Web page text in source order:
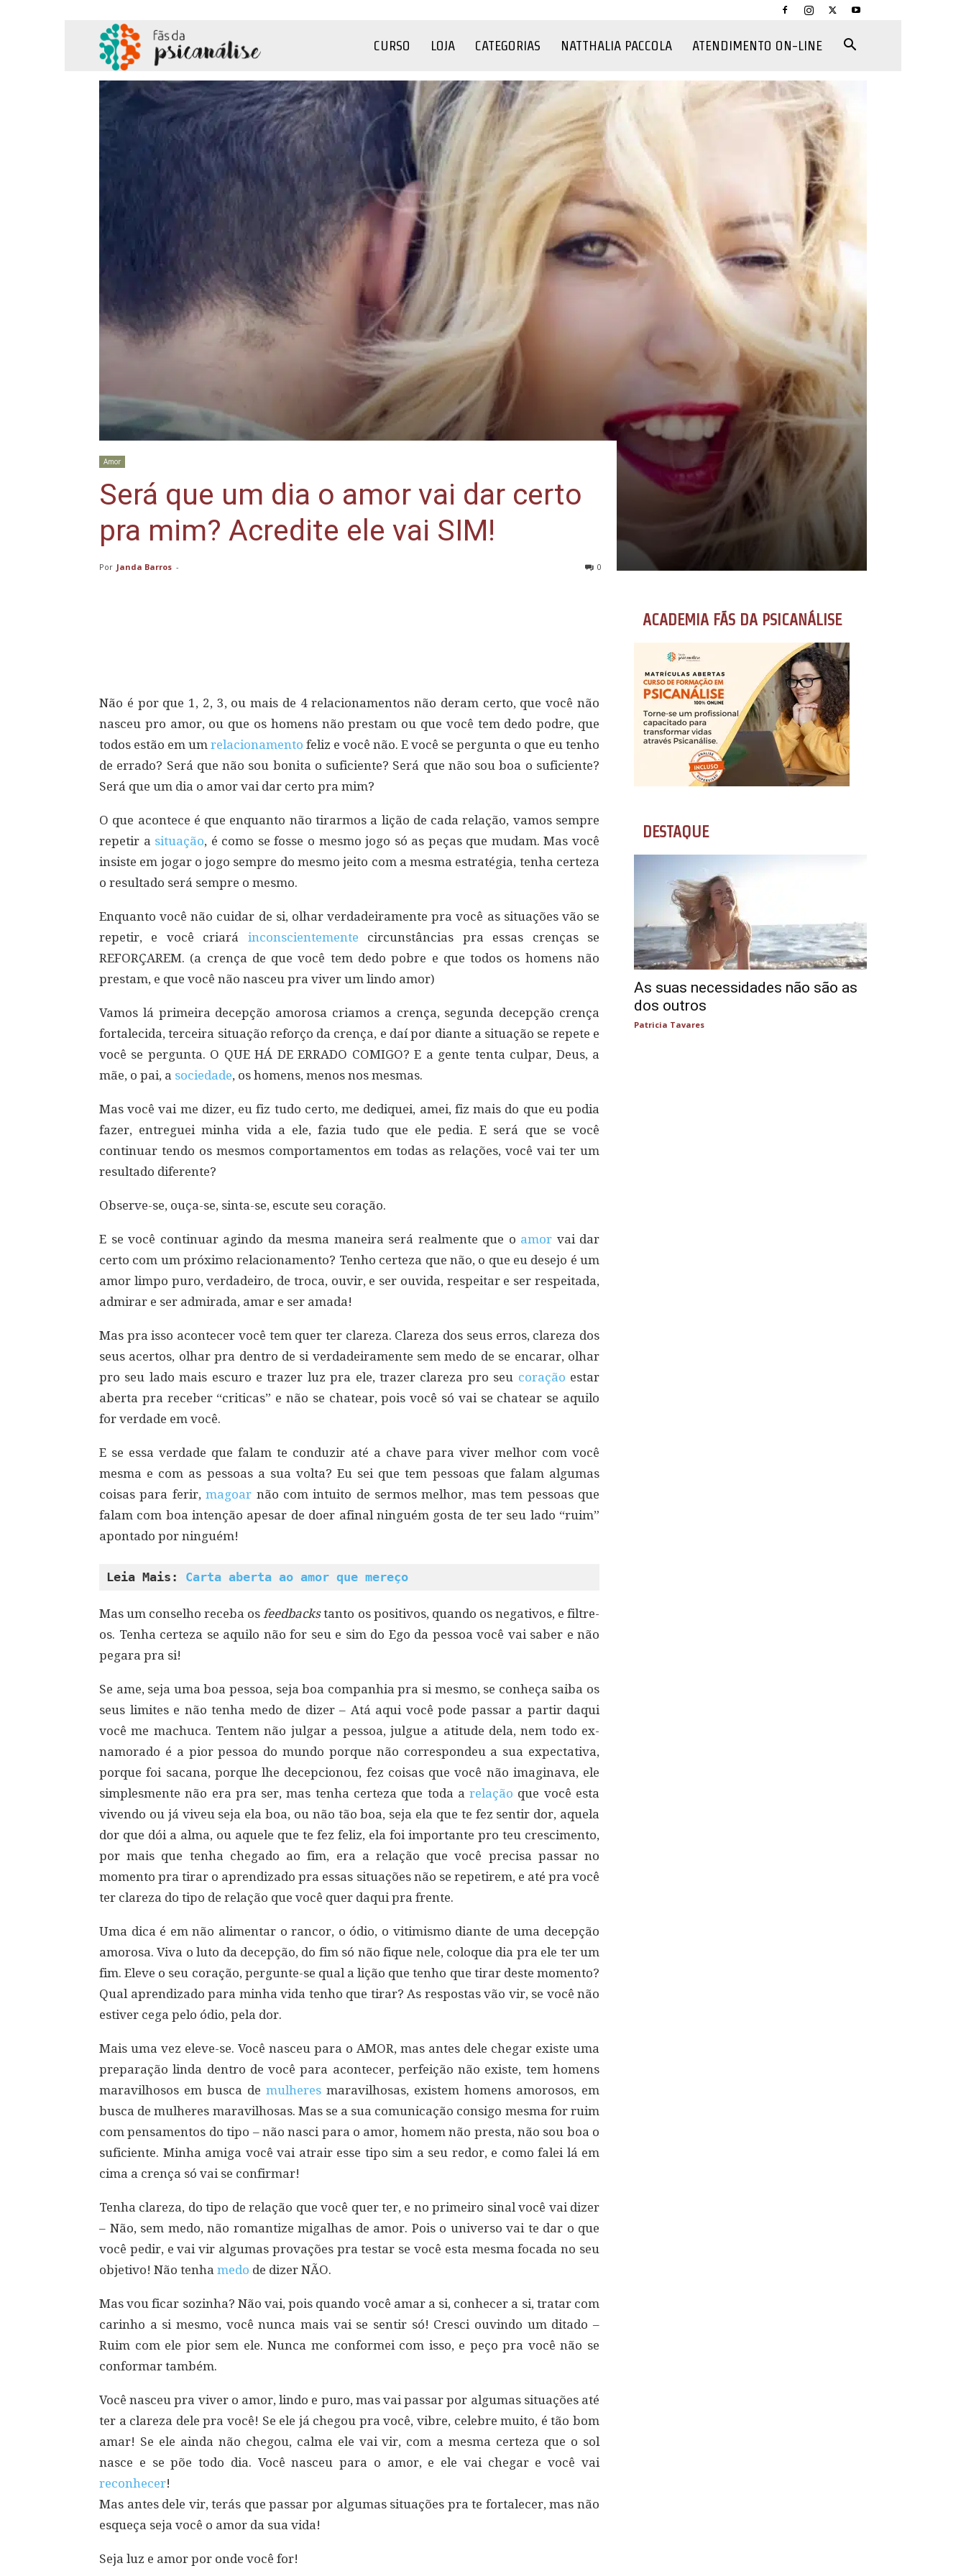
da
Psicanálise
CURSO LOJA CATEGORIAS NATTHALIA PACCOLA ATENDIMENTO ON-LINE
Amor
Será que um dia o amor vai dar certo
pra mim? Acredite ele vai SIM!
Por Janda Barros - 0
Não é por que 1, 2, 3, ou mais de 4 relacionamentos não deram certo, que você não
nasceu pro amor, ou que os homens não prestam ou que você tem dedo podre, que
todos estão em um relacionamento feliz e você não. E você se pergunta o que eu tenho
de errado? Será que não sou bonita o suficiente? Será que não sou boa o suficiente?
Será que um dia o amor vai dar certo pra mim?
O que acontece é que enquanto não tirarmos a lição de cada relação, vamos sempre
repetir a situação, é como se fosse o mesmo jogo só as peças que mudam. Mas você
insiste em jogar o jogo sempre do mesmo jeito com a mesma estratégia, tenha certeza
o resultado será sempre o mesmo.
Enquanto você não cuidar de si, olhar verdadeiramente pra você as situações vão se
repetir, e você criará inconscientemente circunstâncias pra essas crenças se
REFORÇAREM. (a crença de que você tem dedo pobre e que todos os homens não
prestam, e que você não nasceu pra viver um lindo amor)
Vamos lá primeira decepção amorosa criamos a crença, segunda decepção crença
fortalecida, terceira situação reforço da crença, e daí por diante a situação se repete e
você se pergunta. O QUE HÁ DE ERRADO COMIGO? E a gente tenta culpar, Deus, a
mãe, o pai, a sociedade, os homens, menos nos mesmas.
Mas você vai me dizer, eu fiz tudo certo, me dediquei, amei, fiz mais do que eu podia
fazer, entreguei minha vida a ele, fazia tudo que ele pedia. E será que se você
continuar tendo os mesmos comportamentos em todas as relações, você vai ter um
resultado diferente?
Observe-se, ouça-se, sinta-se, escute seu coração.
E se você continuar agindo da mesma maneira será realmente que o amor vai dar
certo com um próximo relacionamento? Tenho certeza que não, o que eu desejo é um
amor limpo puro, verdadeiro, de troca, ouvir, e ser ouvida, respeitar e ser respeitada,
admirar e ser admirada, amar e ser amada!
Mas pra isso acontecer você tem quer ter clareza. Clareza dos seus erros, clareza dos
seus acertos, olhar pra dentro de si verdadeiramente sem medo de se encarar, olhar
pro seu lado mais escuro e trazer luz pra ele, trazer clareza pro seu coração estar
aberta pra receber “criticas” e não se chatear, pois você só vai se chatear se aquilo
for verdade em você.
E se essa verdade que falam te conduzir até a chave para viver melhor com você
mesma e com as pessoas a sua volta? Eu sei que tem pessoas que falam algumas
coisas para ferir,magoar não com intuito de sermos melhor, mas tem pessoas que
falam com boa intenção apesar de doer afinal ninguém gosta de ter seu lado “ruim”
apontado por ninguém!
Leia Mais: Carta aberta ao amor que mereço
Mas um conselho receba osfeedbackstanto os positivos, quando os negativos, e filtre-
os. Tenha certeza se aquilo não for seu e sim do Ego da pessoa você vai saber e não
pegara pra si!
Se ame, seja uma boa pessoa, seja boa companhia pra si mesmo, se conheça saiba os
seus limites e não tenha medo de dizer – Atá aqui você pode passar a partir daqui
você me machuca. Tentem não julgar a pessoa, julgue a atitude dela, nem todo ex-
namorado é a pior pessoa do mundo porque não correspondeu a sua expectativa,
porque foi sacana, porque lhe decepcionou, fez coisas que você não imaginava, ele
simplesmente não era pra ser, mas tenha certeza que toda arelação que você esta
vivendo ou já viveu seja ela boa, ou não tão boa, seja ela que te fez sentir dor, aquela
dor que dói a alma, ou aquele que te fez feliz, ela foi importante pro teu crescimento,
por mais que tenha chegado ao fim, era a relação que você precisa passar no
momento pra tirar o aprendizado pra essas situações não se repetirem, e até pra você
ter clareza do tipo de relação que você quer daqui pra frente.
Uma dica é em não alimentar o rancor, o ódio, o vitimismo diante de uma decepção
amorosa. Viva o luto da decepção, do fim só não fique nele, coloque dia pra ele ter um
fim. Eleve o seu coração, pergunte-se qual a lição que tenho que tirar deste momento?
Qual aprendizado para minha vida tenho que tirar? As respostas vão vir, se você não
estiver cega pelo ódio, pela dor.
Mais uma vez eleve-se. Você nasceu para o AMOR, mas antes dele chegar existe uma
preparação linda dentro de você para acontecer, perfeição não existe, tem homens
maravilhosos em busca de mulheres maravilhosas, existem homens amorosos, em
busca de mulheres maravilhosas. Mas se a sua comunicação consigo mesma for ruim
com pensamentos do tipo – não nasci para o amor, homem não presta, não sou boa o
suficiente. Minha amiga você vai atrair esse tipo sim a seu redor, e como falei lá em
cima a crença só vai se confirmar!
Tenha clareza, do tipo de relação que você quer ter, e no primeiro sinal você vai dizer
– Não, sem medo, não romantize migalhas de amor. Pois o universo vai te dar o que
você pedir, e vai vir algumas provações pra testar se você esta mesma focada no seu
objetivo! Não tenha medo de dizer NÃO.
Mas vou ficar sozinha? Não vai, pois quando você amar a si, conhecer a si, tratar com
carinho a si mesmo, você nunca mais vai se sentir só! Cresci ouvindo um ditado –
Ruim com ele pior sem ele. Nunca me conformei com isso, e peço pra você não se
conformar também.
Você nasceu pra viver o amor, lindo e puro, mas vai passar por algumas situações até
ter a clareza dele pra você! Se ele já chegou pra você, vibre, celebre muito, é tão bom
amar! Se ele ainda não chegou, calma ele vai vir, com a mesma certeza que o sol
nasce e se põe todo dia. Você nasceu para o amor, e ele vai chegar e você vai
reconhecer!
Mas antes dele vir, terás que passar por algumas situações pra te fortalecer, mas não
esqueça seja você o amor da sua vida!
Seja luz e amor por onde você for!
ACADEMIA FÃS DA PSICANÁLISE
DESTAQUE
As suas necessidades não são as
dos outros
Patricia Tavares